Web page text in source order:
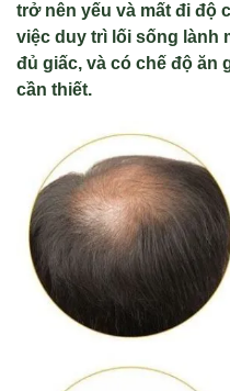
trở nên yếu và mất đi độ
việc duy trì lối sống lành
đủ giấc, và có chế độ ăn
cần thiết.